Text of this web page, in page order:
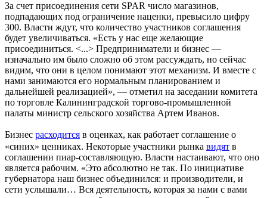
За счет присоединения сети SPAR число магазинов,
подпадающих под ограничение наценки, превысило цифру
300. Власти ждут, что количество участников соглашения
будет увеличиваться. «Есть у нас еще желающие
присоединиться. <...> Предприниматели и бизнес —
изначально им было сложно об этом рассуждать, но сейчас
видим, что они в целом понимают этот механизм. И вместе с
нами занимаются его нормальным планированием и
дальнейшей реализацией», — отметил на заседании комитета
по торговле Калининградской торгово-промышленной
палаты министр сельского хозяйства Артем Иванов.
Бизнес расходится в оценках, как работает соглашение о
«синих» ценниках. Некоторые участники рынка видят в
соглашении пиар-составляющую. Власти настаивают, что оно
является рабочим. «Это абсолютно не так. По инициативе
губернатора наш бизнес объединился: и производители, и
сети услышали… Вся деятельность, которая за нами с вами